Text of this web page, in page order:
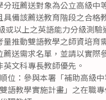
分班薦送對象為公立高級中
具備該薦送教育階段之合格
或以上之英語能力分級測驗
量推動雙語教學之師資培育
薦送需求名單，並請以實際
英文科專長教師優先。
位：參與本署「補助高級
語教學實施計畫」之在職